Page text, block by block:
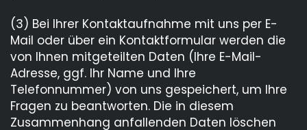
(3) Bei Ihrer Kontaktaufnahme mit uns per E-
Mail oder über ein Kontaktformular werden die
von Ihnen mitgeteilten Daten (Ihre E-Mail-
Adresse, ggf. Ihr Name und Ihre
Telefonnummer) von uns gespeichert, um Ihre
Fragen zu beantworten. Die in diesem
Zusammenhang anfallenden Daten löschen